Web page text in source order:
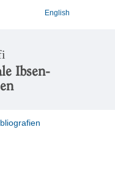
English
Ibsen-